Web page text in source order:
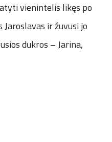
vienintelis likęs po
ir žuvusi jo
dukros – Jarina,